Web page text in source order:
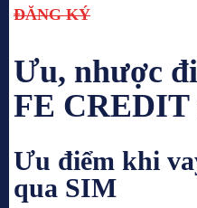
ĐĂNG KÝ
Ưu, nhược
FE CREDIT
Ưu điểm khi
qua SIM